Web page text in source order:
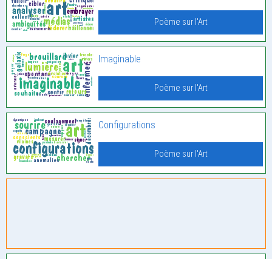
Poème sur l'Art
Imaginable
Poème sur l'Art
Configurations
Poème sur l'Art